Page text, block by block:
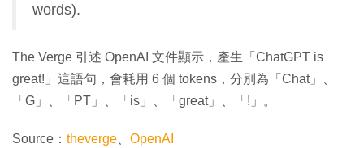
words).
The Verge 引述 OpenAI 文件顯示，產生「ChatGPT is
great!」這語句，會耗用 6 個 tokens，分別為「Chat」、
「G」、「PT」、「is」、「great」、「!」。
Source： theverge OpenAI